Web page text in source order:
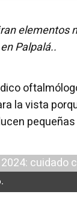
elementos
Palpalá..
la vista
pequeñas